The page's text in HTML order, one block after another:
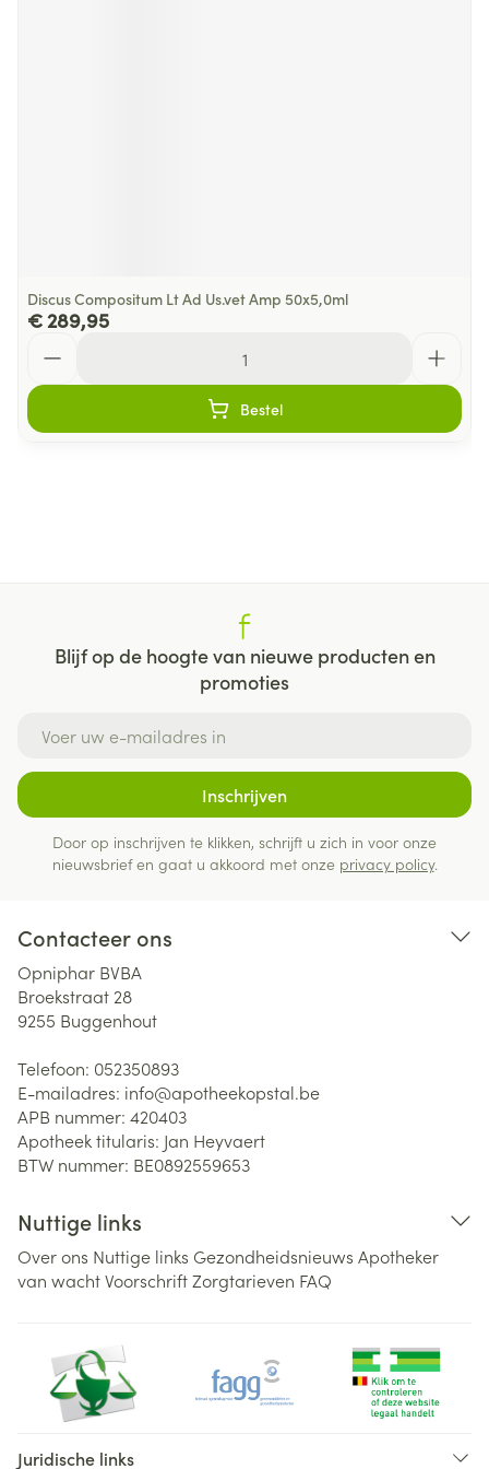
Discus Compositum Lt Ad Us.vet Amp 50x5,0ml
€ 289,95
Bestel
Blijf op de hoogte van nieuwe producten en
promoties
Inschrijven
Door op inschrijven te klikken, schrijft u zich in voor onze
nieuwsbrief en gaat u akkoord met onze privacy policy.
Contacteer ons
Opniphar BVBA
Broekstraat 28
9255 Buggenhout
Telefoon: 052350893
E-mailadres: info@apotheekopstal.be
APB nummer: 420403
Apotheek titularis: Jan Heyvaert
BTW nummer: BE0892559653
Nuttige links
Over ons Nuttige links Gezondheidsnieuws Apotheker
van wachtVoorschriftZorgtarieven FAQ
Juridische links